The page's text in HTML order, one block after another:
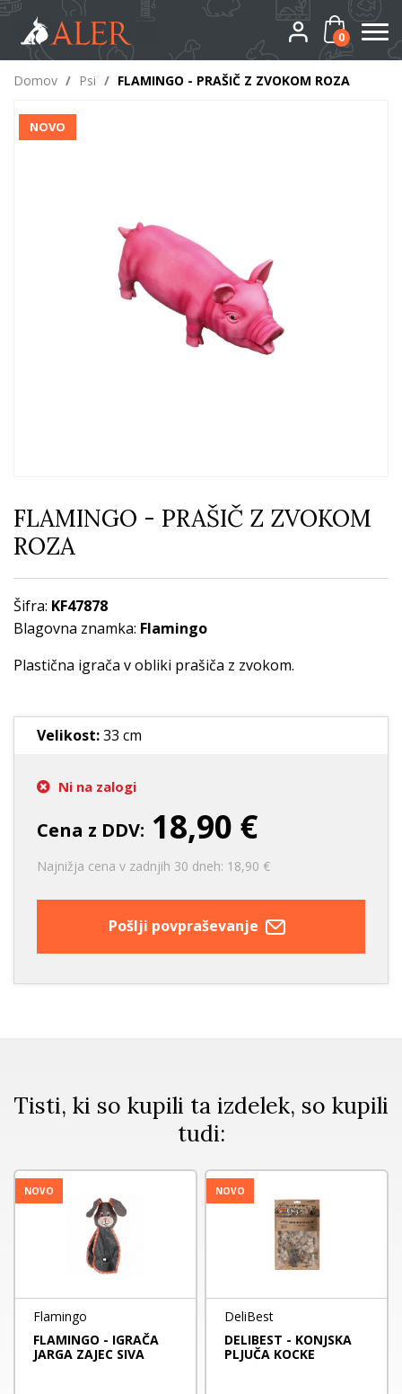
0
Domov / Psi / FLAMINGO - PRAŠIČ Z ZVOKOM ROZA
NOVO
FLAMINGO - PRAŠIČ Z ZVOKOM
ROZA
Šifra: KF47878
Blagovna znamka: Flamingo
Plastična igrača v obliki prašiča z zvokom.
Velikost:33 cm
Ni na zalogi
Cena z DDV: 18,90 €
Najnižja cena v zadnjih 30 dneh: 18,90 €
Pošlji povpraševanje
Tisti, ki so kupili ta izdelek, so kupili
tudi:
NOVO
Flamingo
FLAMINGO - IGRAČA
JARGA ZAJEC SIVA
NOVO
DeliBest
DELIBEST - KONJSKA
PLJUČA KOCKE